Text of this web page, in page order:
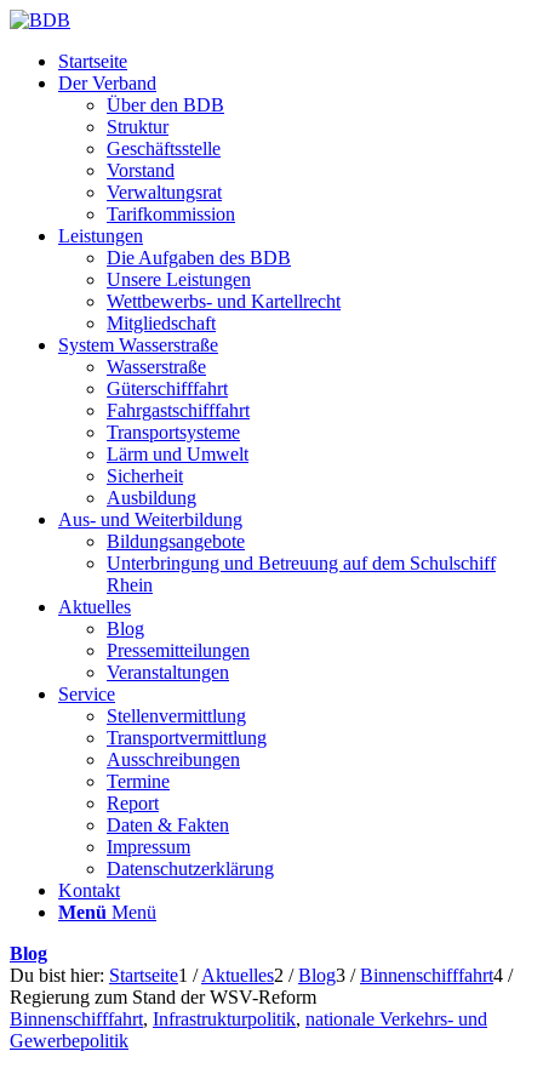
Startseite
Der Verband
Über den BDB
Struktur
Geschäftsstelle
Vorstand
Verwaltungsrat
Tarifkommission
Leistungen
Die Aufgaben des BDB
Unsere Leistungen
Wettbewerbs- und Kartellrecht
Mitgliedschaft
System Wasserstraße
Wasserstraße
Güterschifffahrt
Fahrgastschifffahrt
Transportsysteme
Lärm und Umwelt
Sicherheit
Ausbildung
Aus- und Weiterbildung
Bildungsangebote
Unterbringung und Betreuung auf dem Schulschiff
Rhein
Aktuelles
Blog
Pressemitteilungen
Veranstaltungen
Service
Stellenvermittlung
Transportvermittlung
Ausschreibungen
Termine
Report
Daten & Fakten
Impressum
Datenschutzerklärung
Kontakt
Menü Menü
Blog
Du bist hier: Startseite1 / Aktuelles2 / Blog3 / Binnenschifffahrt4 /
Regierung zum Stand der WSV-Reform
Binnenschifffahrt, Infrastrukturpolitik, nationale Verkehrs- und
Gewerbepolitik